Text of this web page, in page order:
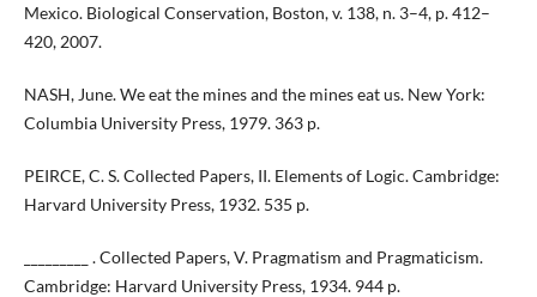
Mexico. Biological Conservation, Boston, v. 138, n. 3–4, p. 412–
420, 2007.
NASH, June. We eat the mines and the mines eat us. New York:
Columbia University Press, 1979. 363 p.
PEIRCE, C. S. Collected Papers, II. Elements of Logic. Cambridge:
Harvard University Press, 1932. 535 p.
_________ . Collected Papers, V. Pragmatism and Pragmaticism.
Cambridge: Harvard University Press, 1934. 944 p.